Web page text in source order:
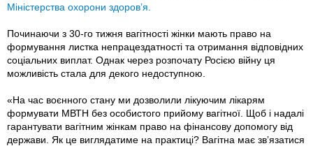
Міністерства охорони здоров’я.
Починаючи з 30-го тижня вагітності жінки мають право на
формування листка непрацездатності та отримання відповідних
соціальних виплат. Однак через розпочату Росією війну ця
можливість стала для декого недоступною.
«На час воєнного стану ми дозволили лікуючим лікарям
формувати МВТН без особистого прийому вагітної. Щоб і надалі
гарантувати вагітним жінкам право на фінансову допомогу від
держави. Як це виглядатиме на практиці? Вагітна має зв’язатися